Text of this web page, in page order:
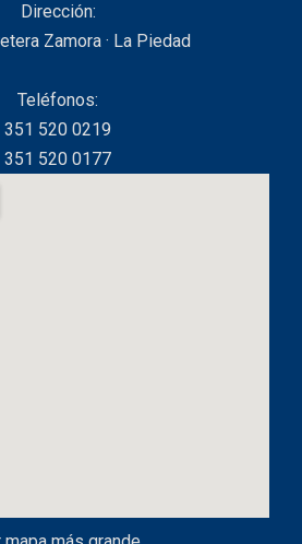
Dirección:
Zamora · La Piedad
Teléfonos:
351 520 0219
351 520 0177